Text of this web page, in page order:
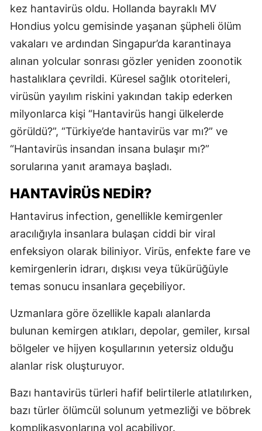
kez hantavirüs oldu. Hollanda bayraklı MV
Hondius yolcu gemisinde yaşanan şüpheli ölüm
vakaları ve ardından Singapur’da karantinaya
alınan yolcular sonrası gözler yeniden zoonotik
hastalıklara çevrildi. Küresel sağlık otoriteleri,
virüsün yayılım riskini yakından takip ederken
milyonlarca kişi “Hantavirüs hangi ülkelerde
görüldü?”, “Türkiye’de hantavirüs var mı?” ve
“Hantavirüs insandan insana bulaşır mı?”
sorularına yanıt aramaya başladı.
HANTAVIRÜS NEDIR?
Hantavirus infection, genellikle kemirgenler
aracılığıyla insanlara bulaşan ciddi bir viral
enfeksiyon olarak biliniyor. Virüs, enfekte fare ve
kemirgenlerin idrarı, dışkısı veya tükürüğüyle
temas sonucu insanlara geçebiliyor.
Uzmanlara göre özellikle kapalı alanlarda
bulunan kemirgen atıkları, depolar, gemiler, kırsal
bölgeler ve hijyen koşullarının yetersiz olduğu
alanlar risk oluşturuyor.
Bazı hantavirüs türleri hafif belirtilerle atlatılırken,
bazı türler ölümcül solunum yetmezliği ve böbrek
komplikasyonlarına yol açabiliyor.